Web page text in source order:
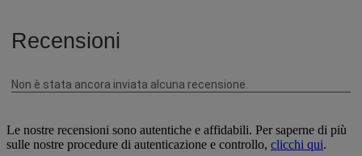
Le nostre recensioni sono autentiche e affidabili. Per saperne di più
sulle nostre procedure di autenticazione e controllo, clicchi qui.